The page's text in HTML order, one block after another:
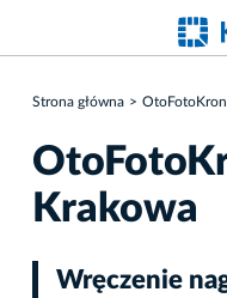
Strona główna
Krakowa
Wręczenie